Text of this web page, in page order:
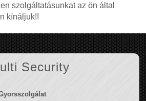
szolgáltatásunkat az ön által
kínáljuk!!
Security